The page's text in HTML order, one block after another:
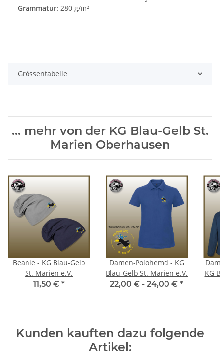
Grammatur: 280 g/m²
Grössentabelle
... mehr von der KG Blau-Gelb St.
Marien Oberhausen
Beanie - KG Blau-Gelb
St. Marien e.V.
11,50 € *
Damen-Polohemd - KG
Blau-Gelb St. Marien e.V.
22,00 € - 24,00 € *
KG
Kunden kauften dazu folgende
Artikel: